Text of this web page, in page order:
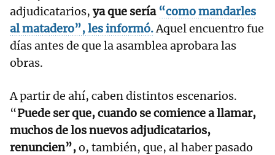
adjudicatarios, ya que sería “como mandarles
al matadero”, les informó.Aquel encuentro fue
días antes de que la asamblea aprobara las
obras.
A partir de ahí, caben distintos escenarios.
“Puede ser que, cuando se comience a llamar,
muchos de los nuevos adjudicatarios,
renuncien”,o, también, que, al haber pasado